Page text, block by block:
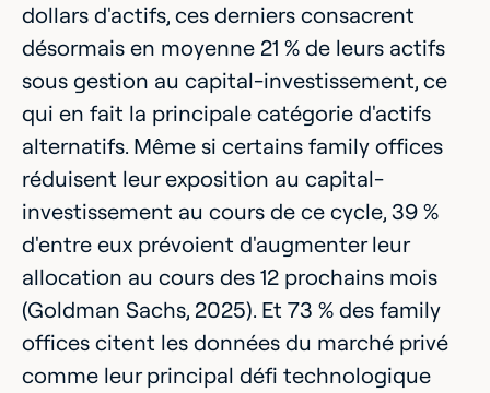
dollars d'actifs, ces derniers consacrent
désormais en moyenne 21 % de leurs actifs
sous gestion au capital-investissement, ce
qui en fait la principale catégorie d'actifs
alternatifs. Même si certains family offices
réduisent leur exposition au capital-
investissement au cours de ce cycle, 39 %
d'entre eux prévoient d'augmenter leur
allocation au cours des 12 prochains mois
(Goldman Sachs, 2025). Et 73 % des family
offices citent les données du marché privé
comme leur principal défi technologique